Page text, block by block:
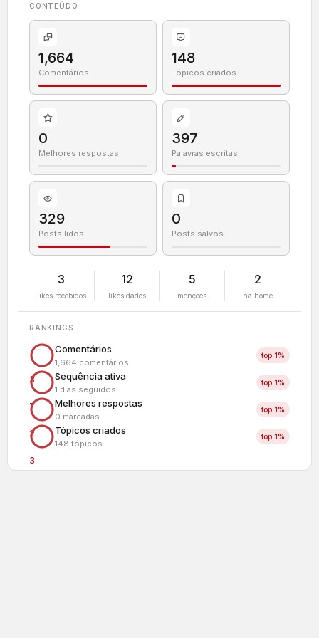
CONTEÚDO
1,664
Comentários
148
Tópicos criados
0
Melhores respostas
397
Palavras escritas
329
Posts lidos
0
Posts salvos
3
likes recebidos
12
likes dados
5
menções
2
na home
RANKINGS
3
Comentários
1,664 comentários
top 1%
7
Sequência ativa
1 dias seguidos
top 1%
2
Melhores respostas
0 marcadas
top 1%
3
Tópicos criados
148 tópicos
top 1%